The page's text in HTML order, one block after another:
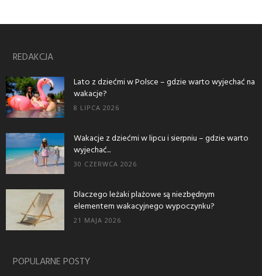
REDAKCJA
Lato z dziećmi w Polsce – gdzie warto wyjechać na
wakacje?
8 LIPCA 2026
Wakacje z dziećmi w lipcu i sierpniu – gdzie warto
wyjechać...
30 CZERWCA 2026
Dlaczego leżaki plażowe są niezbędnym
elementem wakacyjnego wypoczynku?
21 MAJA 2026
POPULARNE POSTY